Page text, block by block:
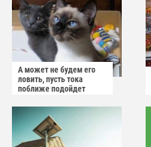
А может не будем его
ловить, пусть тока
поближе подойдет